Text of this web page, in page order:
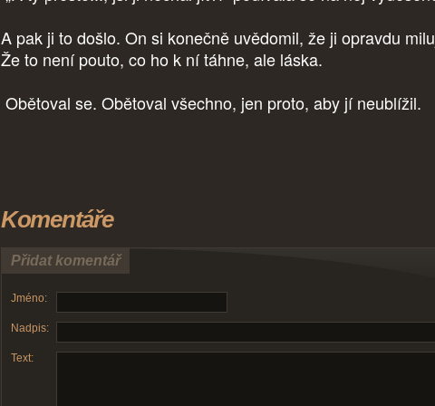
A pak ji to došlo. On si konečně uvědomil, že ji opravdu
Že to není pouto, co ho k ní táhne, ale láska.
Obětoval se. Obětoval všechno, jen proto, aby jí neublížil.
Komentáře
Přidat komentář
Jméno:
Nadpis:
Text: